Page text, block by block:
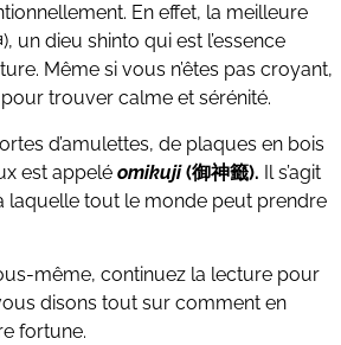
En effet, la meilleure
), un dieu shinto qui est l’essence
Même si vous n’êtes pas croyant,
trouver calme et sérénité.
d’amulettes, de plaques en bois
est appeléomikuji(御神籤). Il s’agit
laquelle tout le monde peut prendre
même, continuez la lecture pour
disons tout sur comment en
fortune.